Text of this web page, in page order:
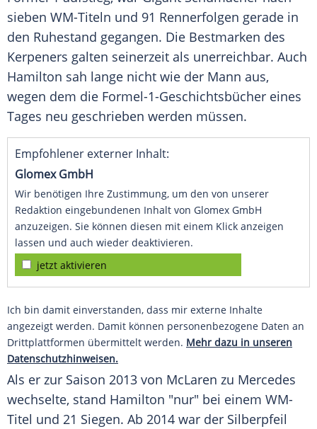
sieben WM-Titeln und 91 Rennerfolgen gerade in
den Ruhestand gegangen. Die Bestmarken des
Kerpeners galten seinerzeit als unerreichbar. Auch
Hamilton sah lange nicht wie der Mann aus,
wegen dem die Formel-1-Geschichtsbücher eines
Tages neu geschrieben werden müssen.
Empfohlener externer Inhalt:
Glomex GmbH
Wir benötigen Ihre Zustimmung, um den von unserer
Redaktion eingebundenen Inhalt von Glomex GmbH
anzuzeigen. Sie können diesen mit einem Klick anzeigen
lassen und auch wieder deaktivieren.
jetzt aktivieren
Ich bin damit einverstanden, dass mir externe Inhalte
angezeigt werden. Damit können personenbezogene Daten an
Drittplattformen übermittelt werden. Mehr dazu in unseren
Datenschutzhinweisen.
Als er zur Saison 2013 von McLaren zu Mercedes
wechselte, stand Hamilton "nur" bei einem WM-
Titel und 21 Siegen. Ab 2014 war der Silberpfeil